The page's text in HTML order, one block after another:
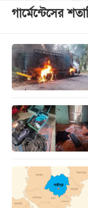
গার্মেন্টেসের